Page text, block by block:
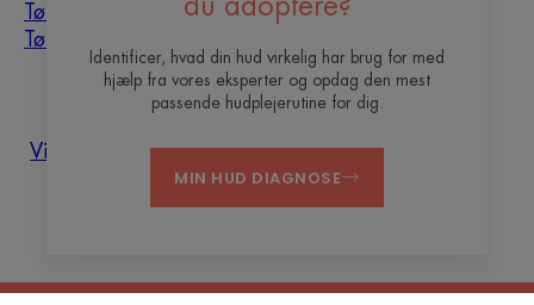
du adoptere?
Identificer, hvad din hud virkelig har brug for med
hjælp fra vores eksperter og opdag den mest
passende hudplejerutine for dig.
MIN HUD DIAGNOSE
Tør hud
Tørhed og dehydrering
Om os
Vil du være vores content
creator ?
Ofte stillede